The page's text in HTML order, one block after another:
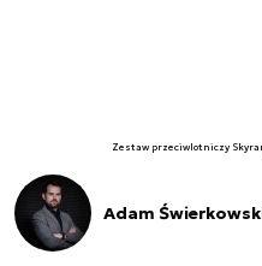
Zestaw przeciwlotniczy
Adam